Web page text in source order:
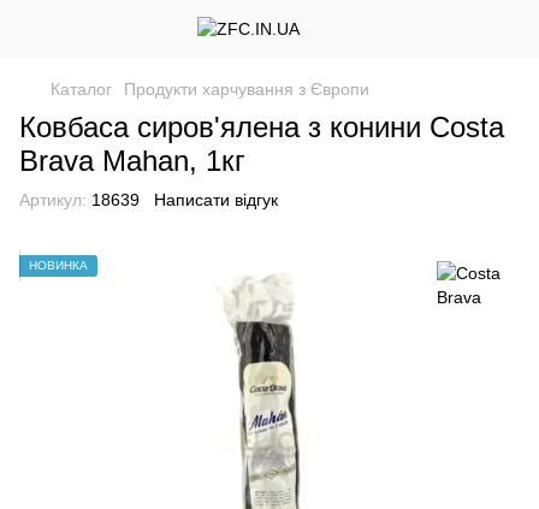
Каталог Продукти харчування з Європи
Ковбаса сиров'ялена з конини Costa
Brava Mahan, 1кг
Артикул: 18639 Написати відгук
НОВИНКА